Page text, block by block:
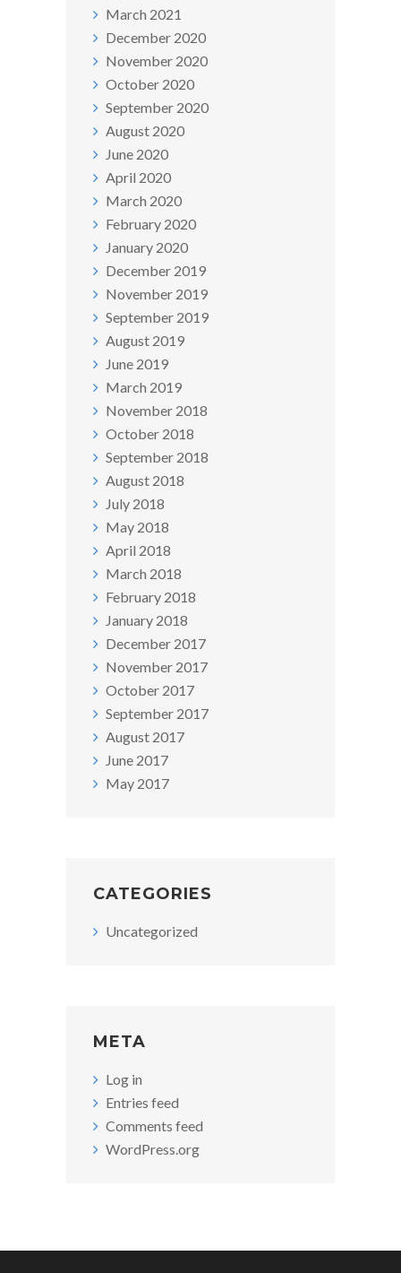
March 2021
December 2020
November 2020
October 2020
September 2020
August 2020
June 2020
April 2020
March 2020
February 2020
January 2020
December 2019
November 2019
September 2019
August 2019
June 2019
March 2019
November 2018
October 2018
September 2018
August 2018
July 2018
May 2018
April 2018
March 2018
February 2018
January 2018
December 2017
November 2017
October 2017
September 2017
August 2017
June 2017
May 2017
CATEGORIES
Uncategorized
META
Log in
Entries feed
Comments feed
WordPress.org